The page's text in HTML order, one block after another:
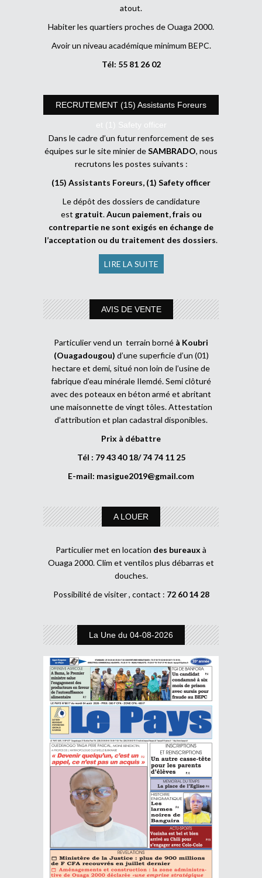
atout.
Habiter les quartiers proches de Ouaga 2000.
Avoir un niveau académique minimum BEPC.
Tél: 55 81 26 02
RECRUTEMENT (15) Assistants Foreurs
et (1) Safety officer
Dans le cadre d’un futur renforcement de ses
équipes sur le site minier deSAMBRADO, nous
recrutons les postes suivants :
(15) Assistants Foreurs, (1) Safety officer
Le dépôt des dossiers de candidature
est gratuit.Aucun paiement, frais ou
contrepartie ne sont exigés en échange de
l’acceptation ou du traitement des dossiers.
LIRE LA SUITE
AVIS DE VENTE
Particulier vend un terrain borné à Koubri
(Ouagadougou) d’une superficie d’un (01)
hectare et demi, situé non loin de l’usine de
fabrique d’eau minérale Ilemdé. Semi clôturé
avec des poteaux en béton armé et abritant
une maisonnette de vingt tôles. Attestation
d’attribution et plan cadastral disponibles.
Prix à débattre
Tél : 79 43 40 18/ 74 74 11 25
E-mail: masigue2019@gmail.com
A LOUER
Particulier met en location des bureaux à
Ouaga 2000. Clim et ventilos plus débarras et
douches.
Possibilité de visiter , contact : 72 60 14 28
La Une du 04-08-2026